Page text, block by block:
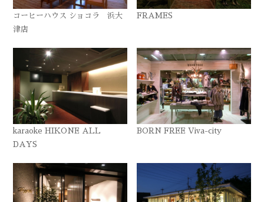
コーヒーハウス ショコラ 浜大
津店
FRAMES
karaoke HIKONE ALL
DAYS
BORN FREE Viva-city